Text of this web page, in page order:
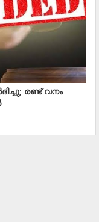
രണ്ട് വനം